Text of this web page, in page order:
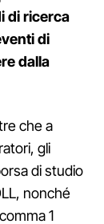
di ricerca
di
dalla
che a
gli
di studio
nonché
1